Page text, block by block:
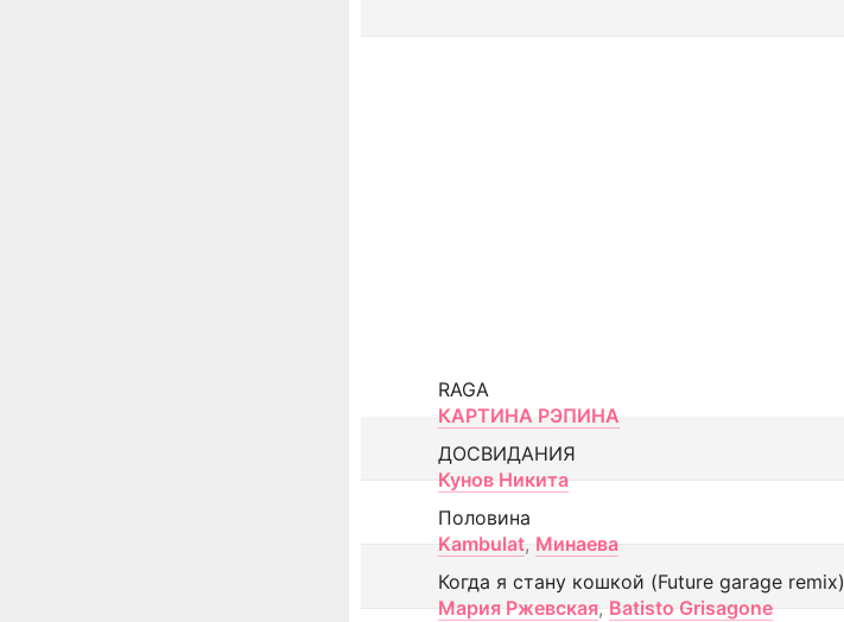
RAGA
КАРТИНА РЭПИНА
ДОСВИДАНИЯ
Кунов Никита
Половина
Kambulat, Минаева
Когда я стану кошкой (Future garage remix)
Мария Ржевская, Batisto Grisagone